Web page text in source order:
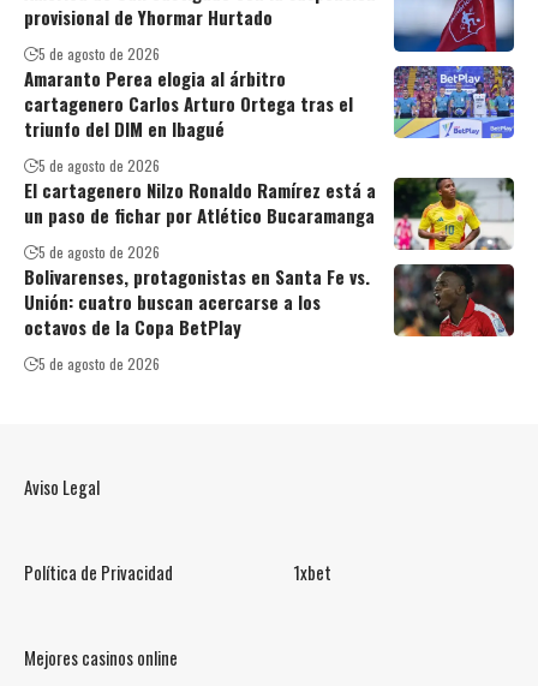
provisional de Yhormar Hurtado
5 de agosto de 2026
Amaranto Perea elogia al árbitro
cartagenero Carlos Arturo Ortega tras el
triunfo del DIM en Ibagué
5 de agosto de 2026
El cartagenero Nilzo Ronaldo Ramírez está a
un paso de fichar por Atlético Bucaramanga
5 de agosto de 2026
Bolivarenses, protagonistas en Santa Fe vs.
Unión: cuatro buscan acercarse a los
octavos de la Copa BetPlay
5 de agosto de 2026
Aviso Legal
Política de Privacidad 1xbet
Mejores casinos online